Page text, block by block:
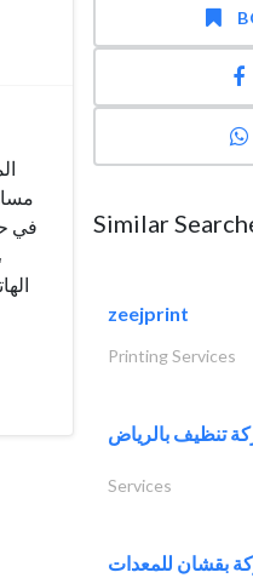
Similar
zeejprint
Printing Services
Services